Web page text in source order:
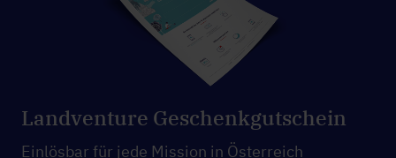
Landventure Geschenkgutschein
Einlösbar für jede Mission in Österreich